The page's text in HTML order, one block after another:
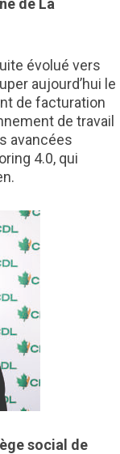
de La
évolué vers
aujourd’hui le
de facturation
de travail
avancées
4.0, qui
social de